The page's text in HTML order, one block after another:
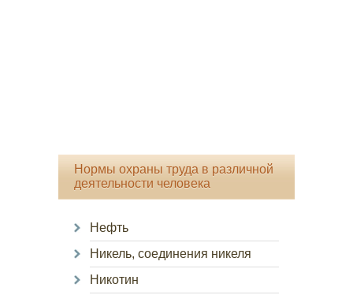
Нормы охраны труда в различной
деятельности человека
Нефть
Никель, соединения никеля
Никотин